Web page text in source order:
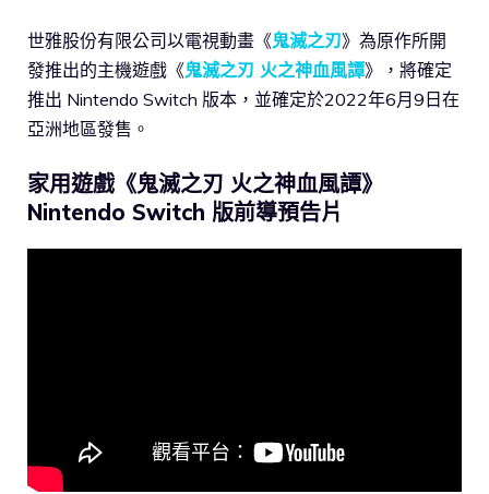
世雅股份有限公司以電視動畫《鬼滅之刃》為原作所開
發推出的主機遊戲《鬼滅之刃 火之神血風譚》，將確定
推出 Nintendo Switch 版本，並確定於2022年6月9日在
亞洲地區發售。
家用遊戲《鬼滅之刃 火之神血風譚》
Nintendo Switch 版前導預告片